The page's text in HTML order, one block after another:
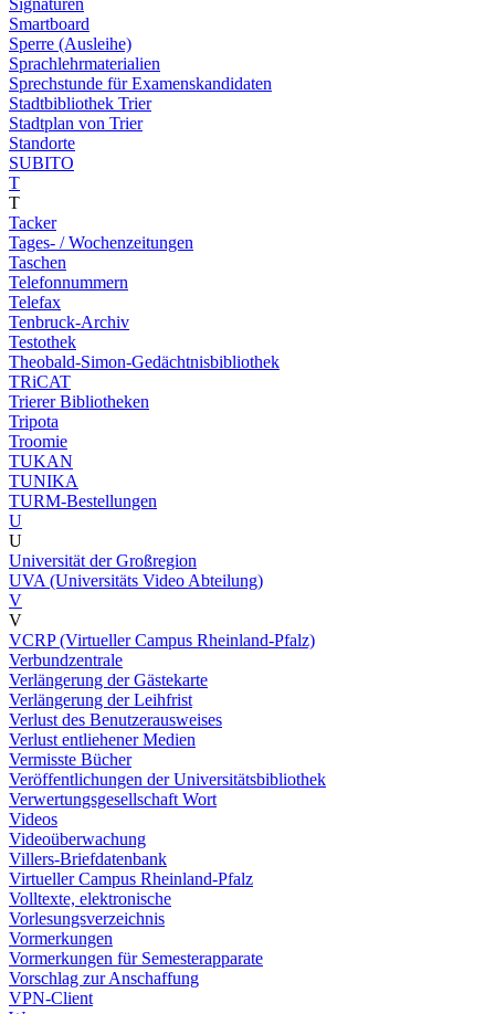
Signaturen
Smartboard
Sperre (Ausleihe)
Sprachlehrmaterialien
Sprechstunde für Examenskandidaten
Stadtbibliothek Trier
Stadtplan von Trier
Standorte
SUBITO
T
T
Tacker
Tages- / Wochenzeitungen
Taschen
Telefonnummern
Telefax
Tenbruck-Archiv
Testothek
Theobald-Simon-Gedächtnisbibliothek
TRiCAT
Trierer Bibliotheken
Tripota
Troomie
TUKAN
TUNIKA
TURM-Bestellungen
U
U
Universität der Großregion
UVA (Universitäts Video Abteilung)
V
V
VCRP (Virtueller Campus Rheinland-Pfalz)
Verbundzentrale
Verlängerung der Gästekarte
Verlängerung der Leihfrist
Verlust des Benutzerausweises
Verlust entliehener Medien
Vermisste Bücher
Veröffentlichungen der Universitätsbibliothek
Verwertungsgesellschaft Wort
Videos
Videoüberwachung
Villers-Briefdatenbank
Virtueller Campus Rheinland-Pfalz
Volltexte, elektronische
Vorlesungsverzeichnis
Vormerkungen
Vormerkungen für Semesterapparate
Vorschlag zur Anschaffung
VPN-Client